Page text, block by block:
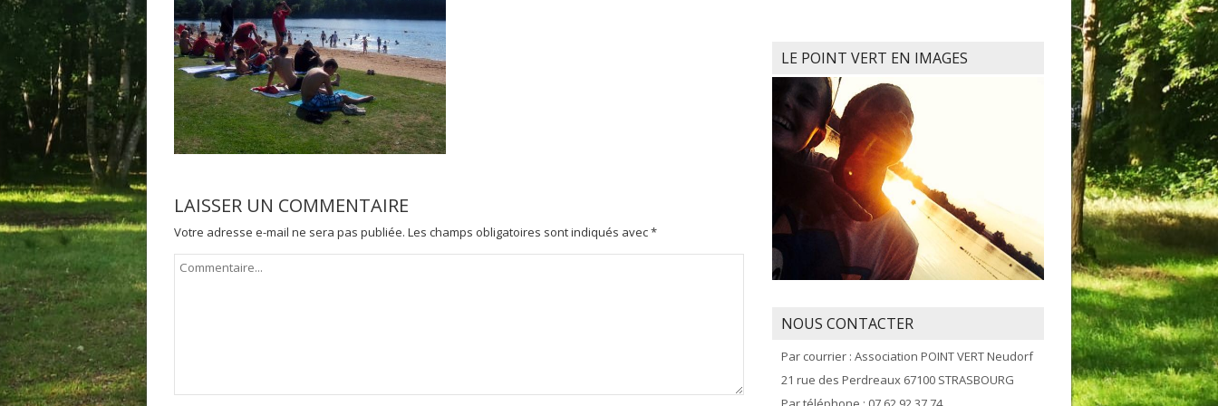
LAISSER UN COMMENTAIRE
Votre adresse e-mail ne sera pas publiée. Les champs obligatoires sont indiqués avec*
LE POINT VERT EN IMAGES
NOUS CONTACTER
Par courrier : Association POINT VERT Neudorf
21 rue des Perdreaux 67100 STRASBOURG